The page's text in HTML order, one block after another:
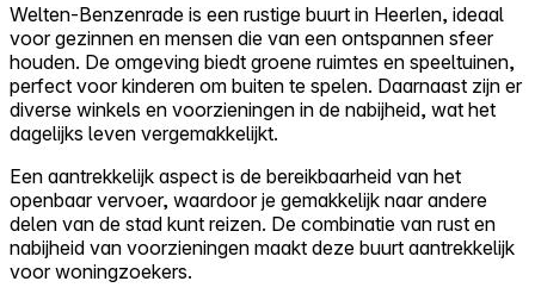
Reviews
Prijzen
Log in
Probeer Walter gratis
Welten-Benzenrade is een rustige buurt in Heerlen, ideaal
voor gezinnen en mensen die van een ontspannen sfeer
houden. De omgeving biedt groene ruimtes en speeltuinen,
perfect voor kinderen om buiten te spelen. Daarnaast zijn er
diverse winkels en voorzieningen in de nabijheid, wat het
dagelijks leven vergemakkelijkt.
Een aantrekkelijk aspect is de bereikbaarheid van het
openbaar vervoer, waardoor je gemakkelijk naar andere
delen van de stad kunt reizen. De combinatie van rust en
nabijheid van voorzieningen maakt deze buurt aantrekkelijk
voor woningzoekers.